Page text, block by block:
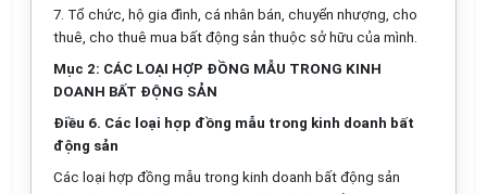
7. Tổ chức, hộ gia đình, cá nhân bán, chuyển nhượng, cho
thuê, cho thuê mua bất động sản thuộc sở hữu của mình.
Mục 2: CÁC LOẠI HỢP ĐỒNG MẪU TRONG KINH
DOANH BẤT ĐỘNG SẢN
Điều 6. Các loại hợp đồng mẫu trong kinh doanh bất
động sản
Các loại hợp đồng mẫu trong kinh doanh bất động sản